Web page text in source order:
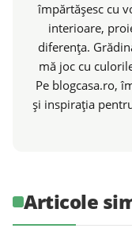
împărtășesc cu
interioare,
diferența.
mă joc cu
Pe blogcasa.ro,
și inspirația
Articole